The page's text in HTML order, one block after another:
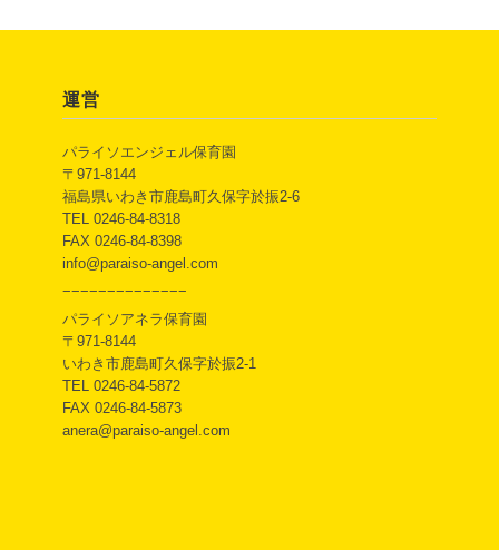
運営
パライソエンジェル保育園
〒971-8144
福島県いわき市鹿島町久保字於振2-6
TEL 0246-84-8318
FAX 0246-84-8398
info@paraiso-angel.com
−−−−−−−−−−−−−−
パライソアネラ保育園
〒971-8144
いわき市鹿島町久保字於振2-1
TEL 0246-84-5872
FAX 0246-84-5873
anera@paraiso-angel.com